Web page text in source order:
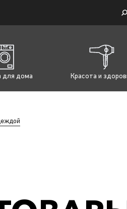
для дома Красота и